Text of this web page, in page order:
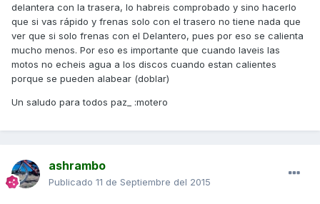
delantera con la trasera, lo habreis comprobado y sino hacerlo
que si vas rápido y frenas solo con el trasero no tiene nada que
ver que si solo frenas con el Delantero, pues por eso se calienta
mucho menos. Por eso es importante que cuando laveis las
motos no echeis agua a los discos cuando estan calientes
porque se pueden alabear (doblar)
Un saludo para todos paz_ :motero
ashrambo
Publicado 11 de Septiembre del 2015